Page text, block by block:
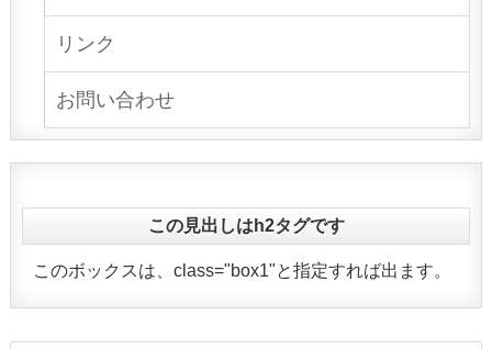
リンク
お問い合わせ
この見出しはh2タグです
このボックスは、class="box1"と指定すれば出ます。